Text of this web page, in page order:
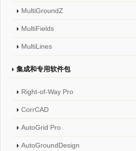
MultiGroundZ
MultiFields
MultiLines
集成和专用软件包
Right-of-Way Pro
CorrCAD
AutoGrid Pro
AutoGroundDesign